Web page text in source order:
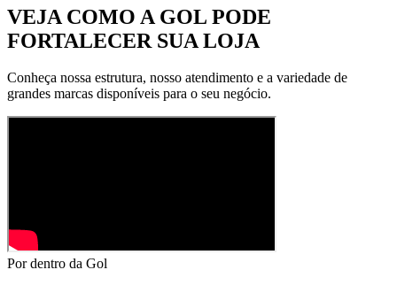
VEJA COMO A GOL PODE
FORTALECER SUA LOJA
Conheça nossa estrutura, nosso atendimento e a variedade de
grandes marcas disponíveis para o seu negócio.
Por dentro da Gol